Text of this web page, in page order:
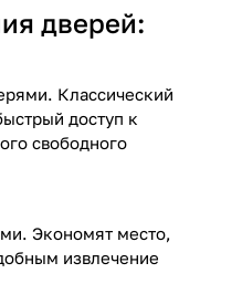
дверей:
Классический
доступ к
свободного
Экономят место,
извлечение